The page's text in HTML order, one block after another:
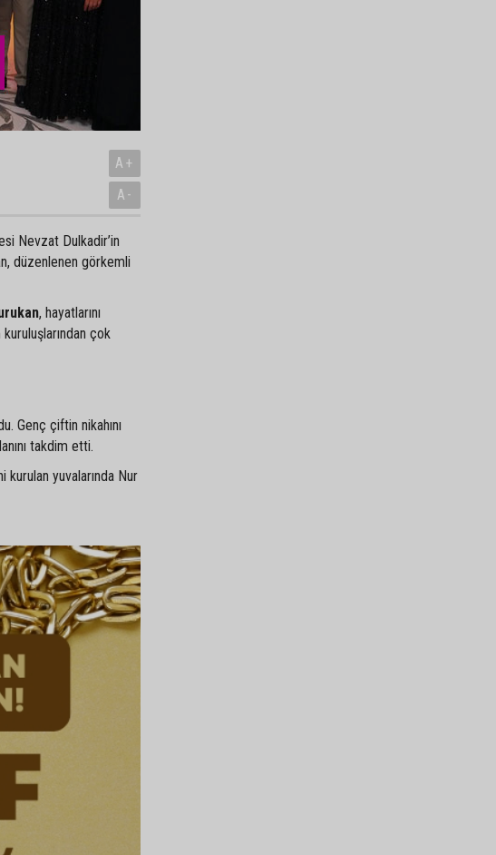
A+
A-
Nevzat Dulkadir’in
düzenlenen görkemli
, hayatlarını
çok
Genç çiftin nikahını
takdim etti.
yuvalarında Nur